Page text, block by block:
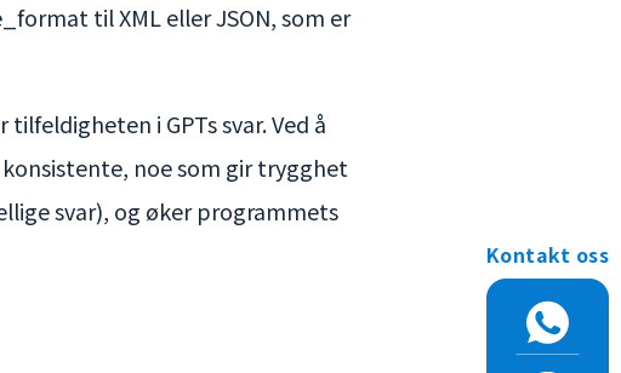
til XML eller JSON, som er
i GPTs svar. Ved å
noe som gir trygghet
svar), og øker programmets
Kontakt oss